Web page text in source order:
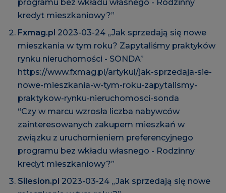
programu bez wkładu własnego - Rodzinny
kredyt mieszkaniowy?”
Fxmag.pl 2023-03-24 „Jak sprzedają się nowe
mieszkania w tym roku? Zapytaliśmy praktyków
rynku nieruchomości - SONDA”
https://www.fxmag.pl/artykul/jak-sprzedaja-sie-
nowe-mieszkania-w-tym-roku-zapytalismy-
praktykow-rynku-nieruchomosci-sonda
“Czy w marcu wzrosła liczba nabywców
zainteresowanych zakupem mieszkań w
związku z uruchomieniem preferencyjnego
programu bez wkładu własnego - Rodzinny
kredyt mieszkaniowy?”
Silesion.pl 2023-03-24 „Jak sprzedają się nowe